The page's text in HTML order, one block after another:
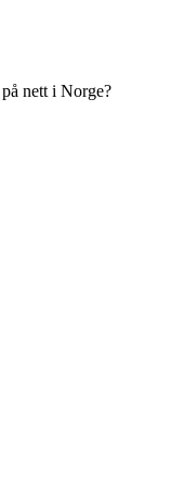
nett i Norge?